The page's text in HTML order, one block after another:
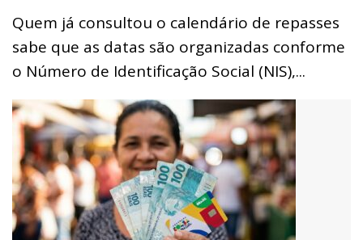
Quem já consultou o calendário de repasses
sabe que as datas são organizadas conforme
o Número de Identificação Social (NIS),...